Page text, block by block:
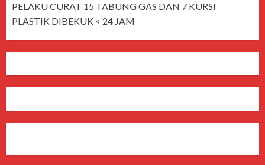
PELAKU CURAT 15 TABUNG GAS DAN 7 KURSI
PLASTIK DIBEKUK < 24 JAM